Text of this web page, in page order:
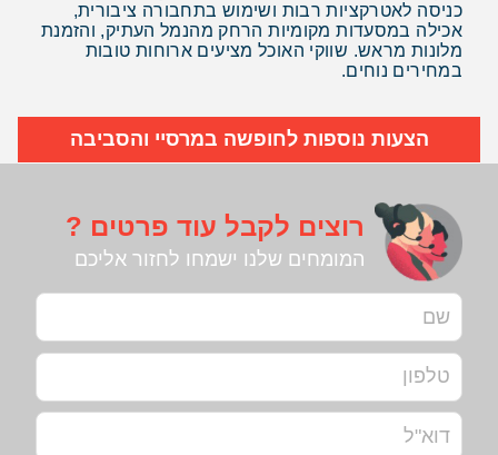
כניסה לאטרקציות רבות ושימוש בתחבורה ציבורית,
אכילה במסעדות מקומיות הרחק מהנמל העתיק, והזמנת
מלונות מראש. שווקי האוכל מציעים ארוחות טובות
במחירים נוחים.
הצעות נוספות לחופשה במרסיי והסביבה
רוצים לקבל עוד פרטים ?
המומחים שלנו ישמחו לחזור אליכם